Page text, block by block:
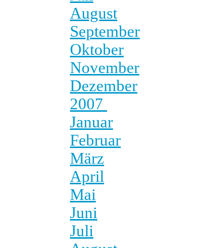
August
September
Oktober
November
Dezember
2007
Januar
Februar
März
April
Mai
Juni
Juli